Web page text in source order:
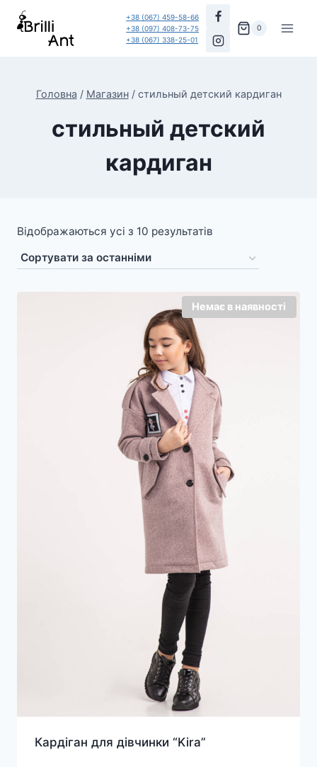
Перейти
+38 (067) 459-58-66
+38 (097) 408-73-75
+38 (067) 338-25-01
0
Головна / Магазин / стильный детский кардиган
стильный детский
кардиган
Відображаються усі з 10 результатів
Немає в наявності
Кардіган для дівчинки “Kira”